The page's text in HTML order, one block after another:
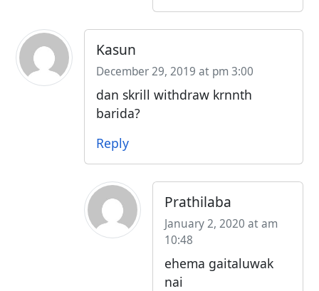
Kasun
December 29, 2019 at pm 3:00
dan skrill withdraw krnnth
barida?
Reply
Prathilaba
January 2, 2020 at am
10:48
ehema gaitaluwak
nai